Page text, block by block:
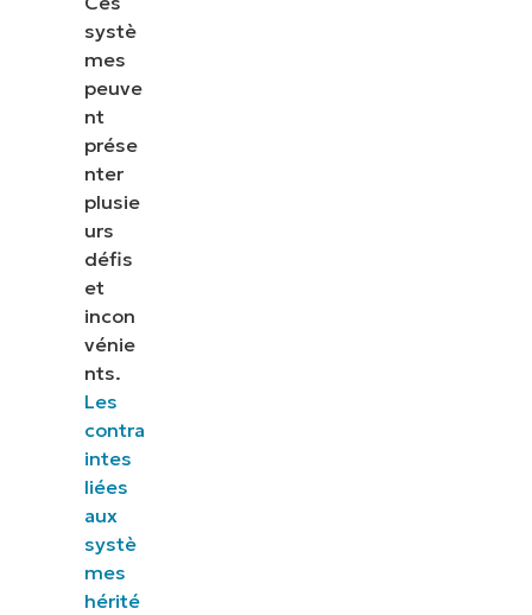
systè
mes
peuve
nt
prése
nter
plusie
urs
défis
et
incon
vénie
nts.
Les
contra
intes
liées
aux
systè
mes
hérité